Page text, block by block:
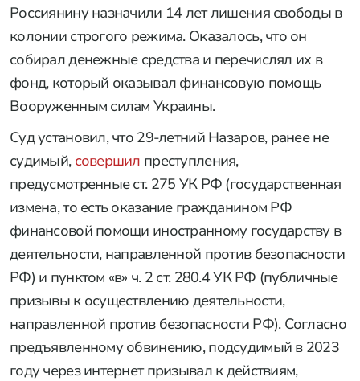
Россиянину назначили 14 лет лишения свободы в
колонии строгого режима. Оказалось, что он
собирал денежные средства и перечислял их в
фонд, который оказывал финансовую помощь
Вооруженным силам Украины.
Суд установил, что 29-летний Назаров, ранее не
судимый, совершил преступления,
предусмотренные ст. 275 УК РФ (государственная
измена, то есть оказание гражданином РФ
финансовой помощи иностранному государству в
деятельности, направленной против безопасности
РФ) и пунктом «в» ч. 2 ст. 280.4 УК РФ (публичные
призывы к осуществлению деятельности,
направленной против безопасности РФ). Согласно
предъявленному обвинению, подсудимый в 2023
году через интернет призывал к действиям,